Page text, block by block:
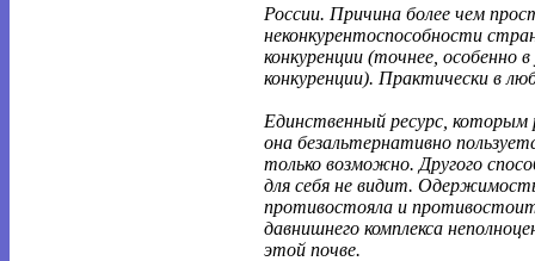
России. Причина более чем
неконкурентоспособности
конкуренции (точнее, особенно
конкуренции). Практически в
Единственный ресурс, которым
она безальтернативно
только возможно. Другого
для себя не видит.
противостояла и
давнишнего комплекса
этой почве.